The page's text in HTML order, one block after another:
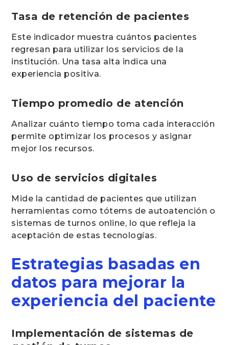
Tasa de retención de pacientes
Este indicador muestra cuántos pacientes
regresan para utilizar los servicios de la
institución. Una tasa alta indica una
experiencia positiva.
Tiempo promedio de atención
Analizar cuánto tiempo toma cada interacción
permite optimizar los procesos y asignar
mejor los recursos.
Uso de servicios digitales
Mide la cantidad de pacientes que utilizan
herramientas como tótems de autoatención o
sistemas de turnos online, lo que refleja la
aceptación de estas tecnologías.
Estrategias basadas en
datos para mejorar la
experiencia del paciente
Implementación de sistemas de